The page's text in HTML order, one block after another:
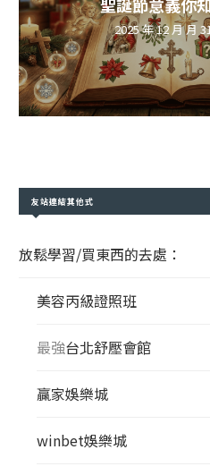
2025 年 12 月 月
友站連結其他式
放鬆學習/買東西的去處：
美容丙級證照班
最強台北舒壓會館
贏家娛樂城
winbet娛樂城